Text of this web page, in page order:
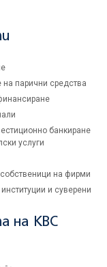
на парични средства
банкиране
услуги
на фирми
и суверени
на KBC